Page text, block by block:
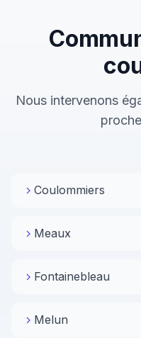
Nous intervenons
Coulommiers
Meaux
Fontainebleau
Melun